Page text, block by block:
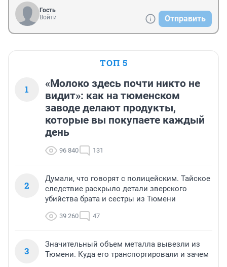
Гость
Войти
Отправить
ТОП 5
1
«Молоко здесь почти никто не
видит»: как на тюменском
заводе делают продукты,
которые вы покупаете каждый
день
96 840 131
2
Думали, что говорят с полицейским. Тайское
следствие раскрыло детали зверского
убийства брата и сестры из Тюмени
39 260 47
3
Значительный объем металла вывезли из
Тюмени. Куда его транспортировали и зачем